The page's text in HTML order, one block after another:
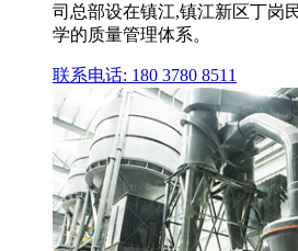
司总部设在镇江,镇江新区丁岗
学的质量管理体系。
联系电话: 180 3780 8511